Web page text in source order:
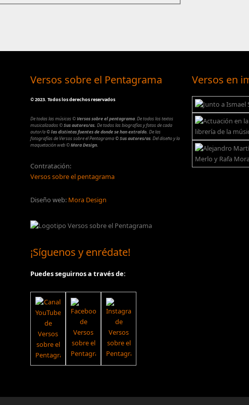
Versos sobre el Pentagrama
©2023. Todos los derechos reservados
De todas las músicas© Versos sobre el pentagrama. De todos los textos
musicalizados©Sus autores/as. De todos las biografías y fotos de cada
autor/a© las distintas fuentes de donde se han extraído. De las
fotografías de Versos sobre el Pentagrama© Sus autores/as. Del diseño y la
maquetación web©Mora Design.
Contratación:
Versos sobre el pentagrama
Diseño web: Mora Design
¡Síguenos y enrédate!
Puedes seguirnos a través de:
Versos en